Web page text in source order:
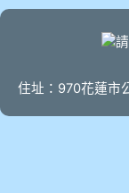
住址：970花蓮市